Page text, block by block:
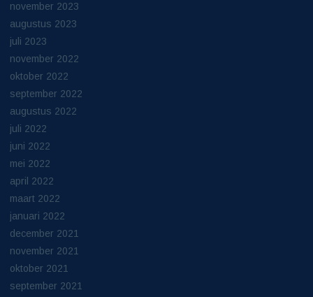
november 2023
augustus 2023
juli 2023
november 2022
oktober 2022
september 2022
augustus 2022
juli 2022
juni 2022
mei 2022
april 2022
maart 2022
januari 2022
december 2021
november 2021
oktober 2021
september 2021